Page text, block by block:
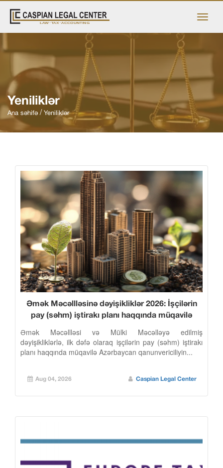
Yeniliklər
Ana səhifə Yeniliklər
Əmək Məcəllləsinə dəyişikliklər 2026: İşçilərin
pay (səhm) iştirakı planı haqqında müqavilə
Əmək Məcəllləsi və Mülki Məcəlləyə edilmiş
dəyişikliklərlə, ilk dəfə olaraq işçilərin pay (səhm) iştirakı
planı haqqında müqavilə Azərbaycan qanunvericiliyin...
Aug 04, 2026 Caspian Legal Center